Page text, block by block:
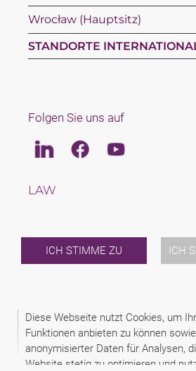
Diese Webseite nutzt Cookies, um
Funktionen anbieten zu können
anonymisierter Daten für Analysen,
Website stetig zu optimieren und
ICH STIMME ZU ICH
Wrocław (Hauptsitz)
STANDORTE
Folgen Sie uns auf
LinkedinFacebookYoutube
LAW
KARRIERE
ÜBER UNS
INTERNATIONAL
2026 (C) KANCELARIA PRAWNA
WSPÓLNICY SP. J.